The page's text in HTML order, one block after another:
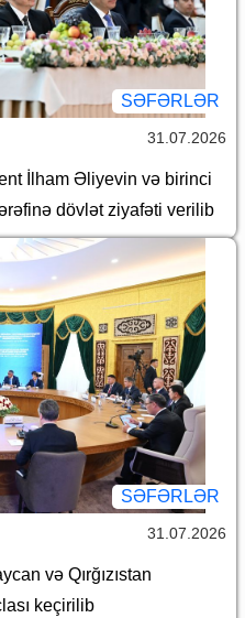
SƏFƏRLƏR
31.07.2026
İlham Əliyevin və birinci
dövlət ziyafəti verilib
SƏFƏRLƏR
31.07.2026
və Qırğızıstan
keçirilib